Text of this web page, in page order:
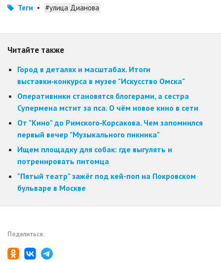
Теги • #улица Дианова
Читайте также
Город в деталях и масштабах. Итоги
выставки‑конкурса в музее "Искусство Омска"
Оперативники становятся блогерами, а сестра
Супермена мстит за пса. О чём новое кино в сети
От "Кино" до Римского‑Корсакова. Чем запомнился
первый вечер "Музыкального пикника"
Ищем площадку для собак: где выгулять и
потренировать питомца
"Пятый театр" зажёг под кей-поп на Покровском
бульваре в Москве
Поделиться: